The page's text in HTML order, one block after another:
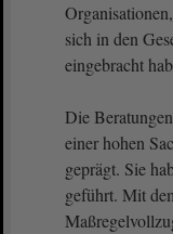
sich in den
eingebracht
Die
einer hohen
geprägt. Sie
geführt. Mit